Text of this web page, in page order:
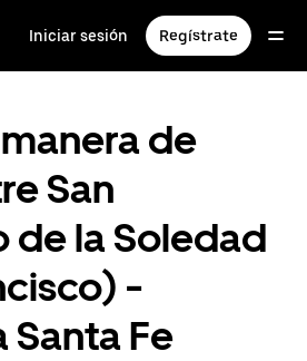
Iniciar sesión Regístrate
de
San
de la Soledad
-
Santa Fe